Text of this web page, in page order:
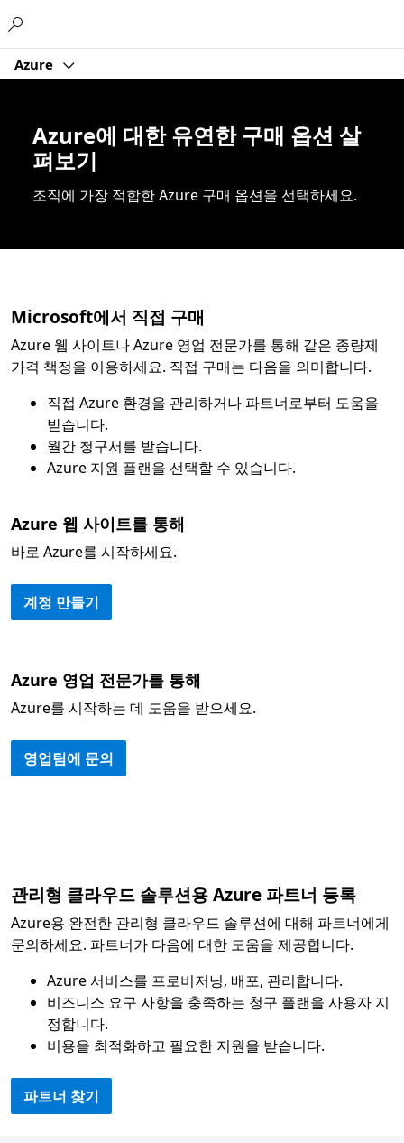
Azure
Azure에 대한 유연한 구매 옵션 살
펴보기
조직에 가장 적합한 Azure 구매 옵션을 선택하세요.
Microsoft에서 직접 구매
Azure 웹 사이트나 Azure 영업 전문가를 통해 같은 종량제
가격 책정을 이용하세요. 직접 구매는 다음을 의미합니다.
직접 Azure 환경을 관리하거나 파트너로부터 도움을
받습니다.
월간 청구서를 받습니다.
Azure 지원 플랜을 선택할 수 있습니다.
Azure 웹 사이트를 통해
바로 Azure를 시작하세요.
계정 만들기
Azure 영업 전문가를 통해
Azure를 시작하는 데 도움을 받으세요.
영업팀에 문의
관리형 클라우드 솔루션용 Azure 파트너 등록
Azure용 완전한 관리형 클라우드 솔루션에 대해 파트너에게
문의하세요. 파트너가 다음에 대한 도움을 제공합니다.
Azure 서비스를 프로비저닝, 배포, 관리합니다.
비즈니스 요구 사항을 충족하는 청구 플랜을 사용자 지
정합니다.
비용을 최적화하고 필요한 지원을 받습니다.
파트너 찾기